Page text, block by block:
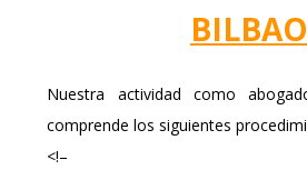
BILBAO
Nuestra actividad como
comprende los siguientes
<!–